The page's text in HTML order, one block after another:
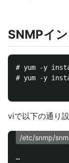
SNMPイ
# yum -y
# yum -y
viで以下の通り設
/etc/snmp/
…